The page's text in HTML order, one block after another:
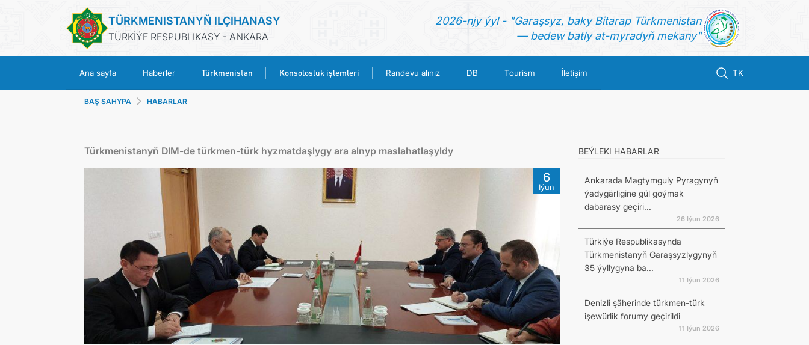
TÜRKMENISTANYŇ ILÇIHANASY
TÜRKİÝE RESPUBLIKASY - ANKARA
2026-njy ýyl - "Garaşsyz, baky Bitarap Türkmenistan
— bedew batly at-myradyň mekany"
Ana sayfa Haberler Türkmenistan Konsolosluk işlemleri Randevu alınız DB Tourism İletişim TK
TÜRKMENISTAN
KONSOLOSLUK IŞLEMLERI
RANDEVU ALINIZ
DB
İLETIŞIM
BAŞ SAHYPA HABARLAR
Türkmenistanyň DIM-de türkmen-türk hyzmatdaşlygy ara alnyp maslahatlaşyldy
6
Iýun
BEÝLEKI HABARLAR
Ankarada Magtymguly Pyragynyň
ýadygärligine gül goýmak
dabarasy geçiri...
26 Iýun 2026
Türkiýe Respublikasynda
Türkmenistanyň Garaşsyzlygynyň
35 ýyllygyna ba...
11 Iýun 2026
Denizli şäherinde türkmen-türk
işewürlik forumy geçirildi
11 Iýun 2026